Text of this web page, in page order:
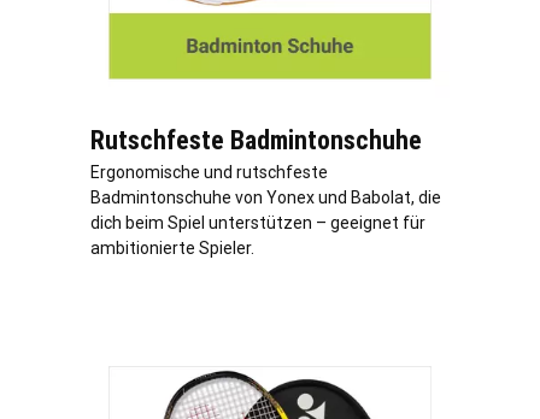
Rutschfeste Badmintonschuhe
Ergonomische und rutschfeste
Badmintonschuhe von Yonex und Babolat, die
dich beim Spiel unterstützen – geeignet für
ambitionierte Spieler.